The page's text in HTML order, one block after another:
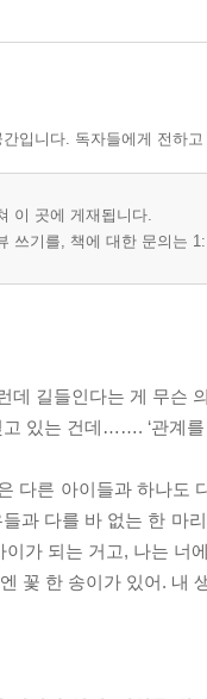
입니다. 독자들에게 전하
이 곳에 게재됩니다.
쓰기를, 책에 대한 문의는
데 길들인다는 게 무슨
있는 건데……. ‘관계를
다른 아이들과 하나도
과 다를 바 없는 한 마
가 되는 거고, 나는 너
엔 꽃 한 송이가 있어.